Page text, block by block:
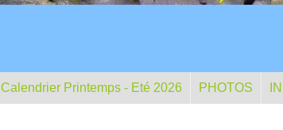
Calendrier Printemps - Eté 2026 PHOTOS